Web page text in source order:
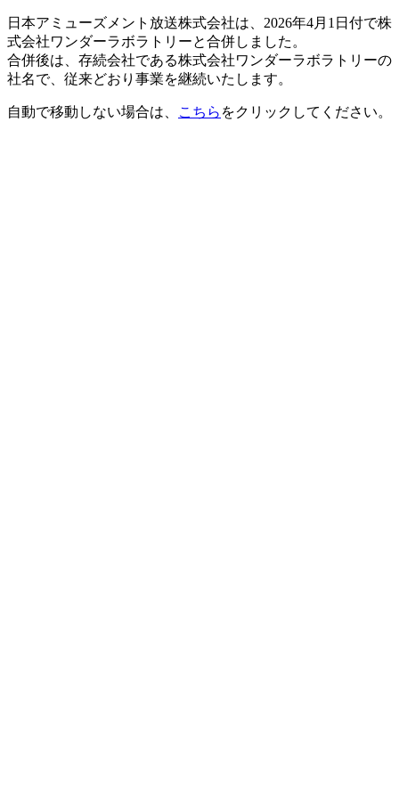
日本アミューズメント放送株式会社は、2026年4月1日付で株
式会社ワンダーラボラトリーと合併しました。
合併後は、存続会社である株式会社ワンダーラボラトリーの
社名で、従来どおり事業を継続いたします。
自動で移動しない場合は、 こちら をクリックしてください。